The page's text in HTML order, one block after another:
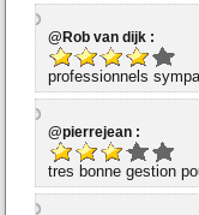
@Rob van dijk :
professionnels
@pierrejean :
tres bonne gestion